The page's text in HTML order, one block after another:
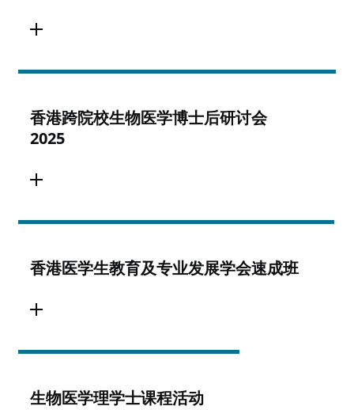
香港跨院校生物医学博士后研讨会
2025
香港医学生教育及专业发展学会速成班
生物医学理学士课程活动